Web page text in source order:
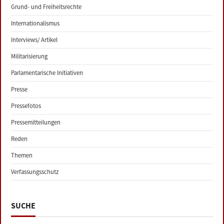
Grund- und Freiheitsrechte
Internationalismus
Interviews/ Artikel
Militarisierung
Parlamentarische Initiativen
Presse
Pressefotos
Pressemitteilungen
Reden
Themen
Verfassungsschutz
SUCHE